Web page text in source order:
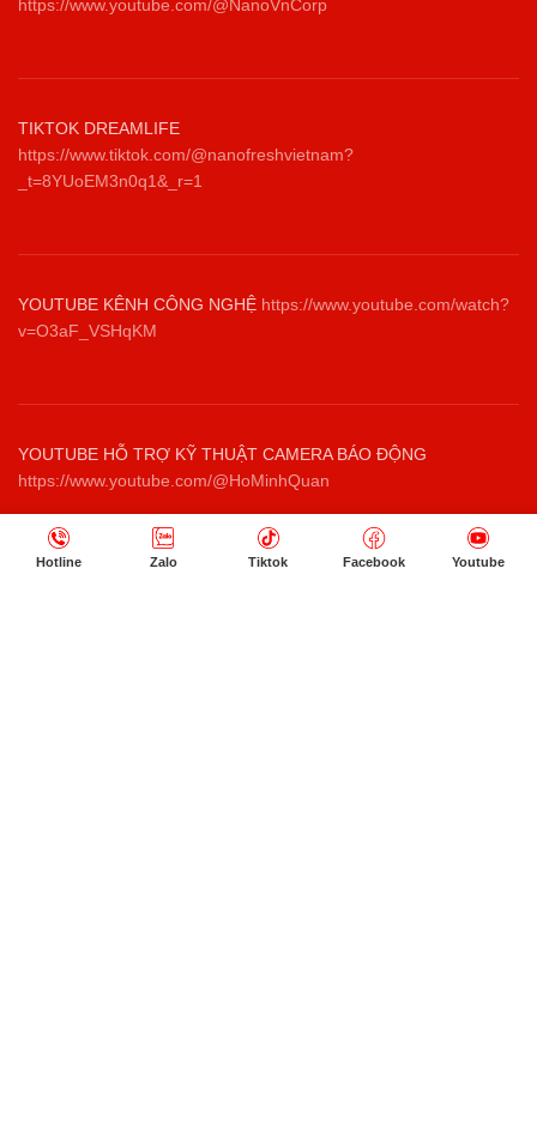
https://www.youtube.com/@NanoVnCorp
TIKTOK DREAMLIFE
https://www.tiktok.com/@nanofreshvietnam?
_t=8YUoEM3n0q1&_r=1
YOUTUBE KÊNH CÔNG NGHỆ https://www.youtube.com/watch?
v=O3aF_VSHqKM
YOUTUBE HỖ TRỢ KỸ THUẬT CAMERA BÁO ĐỘNG
https://www.youtube.com/@HoMinhQuan
Hotline Zalo Tiktok Facebook Youtube